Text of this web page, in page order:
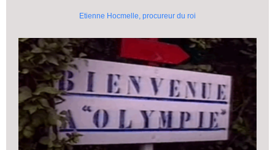
Etienne Hocmelle, procureur du roi